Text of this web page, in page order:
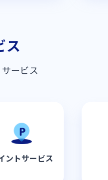
ス
ービス
ントサービス